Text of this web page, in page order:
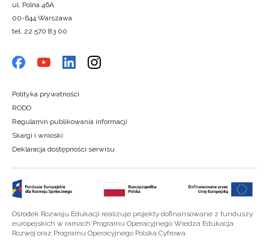
ul. Polna 46A
00-644 Warszawa
tel. 22 570 83 00
Polityka prywatności
RODO
Regulamin publikowania informacji
Skargi i wnioski
Deklaracja dostępności serwisu
Ośrodek Rozwoju Edukacji realizuje projekty dofinansowane z funduszy
europejskich w ramach Programu Operacyjnego Wiedza Edukacja
Rozwój oraz Programu Operacyjnego Polska Cyfrowa